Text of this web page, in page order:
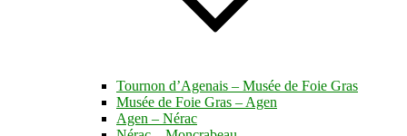
Tournon d’Agenais – Musée de Foie Gras
Musée de Foie Gras – Agen
Agen – Nérac